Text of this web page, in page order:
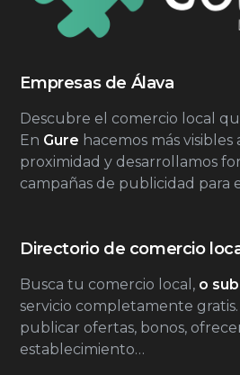
Empresas de Álava
Descubre el comercio local
En Gure hacemos más
proximidad y desarrollamos
campañas de publicidad para
Directorio de comercio
Busca tu comercio local, o
servicio completamente
publicar ofertas, bonos,
establecimiento…